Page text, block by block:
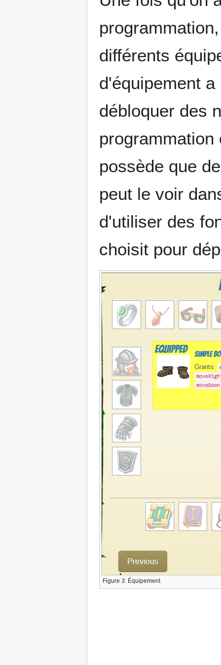
différents
d'équipement
débloquer des
possède que
peut le voir
d'utiliser des
choisit pour
Figure 3: Équipement